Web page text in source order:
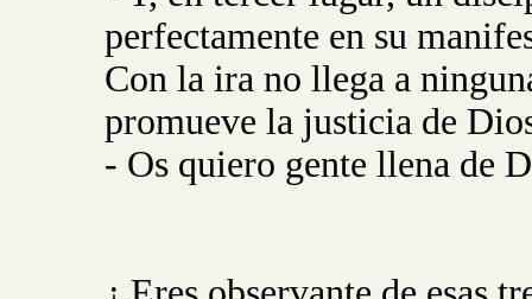
perfectamente en su
Con la ira no llega a
promueve la justicia de
- Os quiero gente llena de